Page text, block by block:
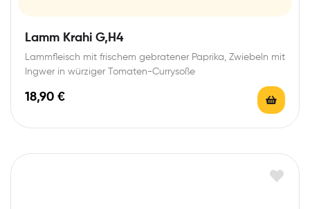
Lamm Krahi G,H4
Lammfleisch mit frischem gebratener Paprika, Zwiebeln mit
Ingwer in würziger Tomaten-Currysoße
18,90 €